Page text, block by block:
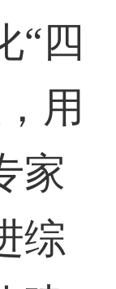
“四
用
家
综